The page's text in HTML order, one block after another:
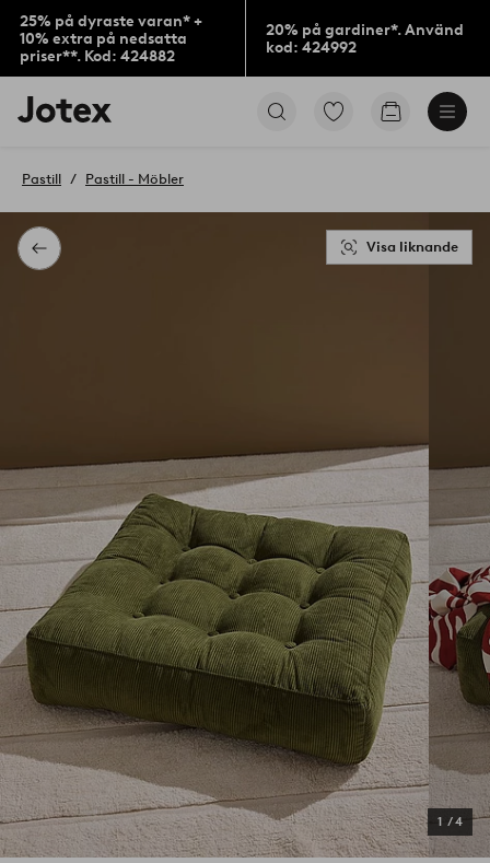
25% på dyraste varan* +
10% extra på nedsatta
priser**. Kod: 424882
20% på gardiner*. Använd
kod: 424992
Jotex
logotyp
till
Gå
Gå
Tillbaka
Pastill Pastill - Möbler
1 /4
Visa liknande